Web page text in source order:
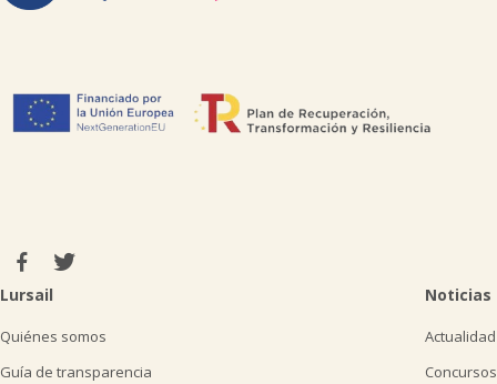
Lursail
Quiénes somos
Guía de transparencia
Noticias
Actualidad
Concursos